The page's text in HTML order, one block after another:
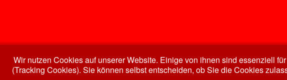
Wir nutzen Cookies auf unserer Website. Einige von ihnen sind essenziell
(Tracking Cookies). Sie können selbst entscheiden, ob Sie die Cookies